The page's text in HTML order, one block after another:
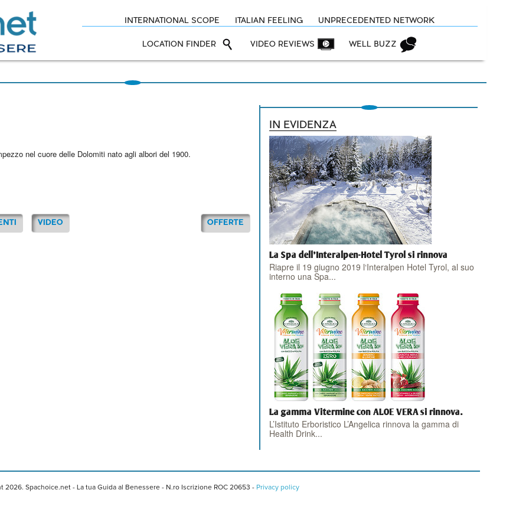
INTERNATIONAL SCOPE ITALIAN FEELING UNPRECEDENTED NETWORK
LOCATION FINDER VIDEO REVIEWS WELL BUZZ
nel cuore delle Dolomiti nato agli albori del 1900.
VIDEO OFFERTE
IN EVIDENZA
La Spa dell'Interalpen-Hotel Tyrol si rinnova
Riapre il 19 giugno 2019 l‘Interalpen Hotel Tyrol, al suo
interno una Spa...
La gamma Vitermine con ALOE VERA si rinnova.
L’Istituto Erboristico L’Angelica rinnova la gamma di
Health Drink...
2026. Spachoice.net - La tua Guida al Benessere - N.ro Iscrizione ROC 20653 - Privacy policy